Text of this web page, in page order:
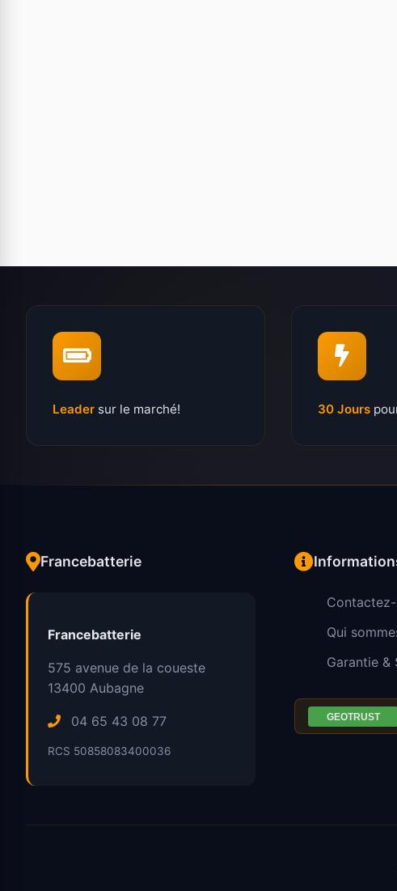
Leader sur le marché! 30 Jours
Francebatterie
Francebatterie
575 avenue de la coueste
13400 Aubagne
04 65 43 08 77
RCS 50858083400036
Qui
Garantie &